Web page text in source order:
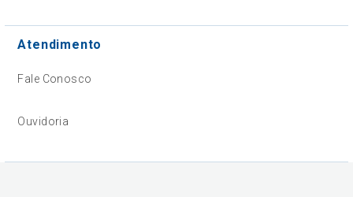
Atendimento
Fale Conosco
Ouvidoria